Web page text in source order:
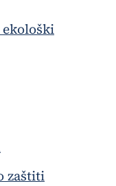
zaštiti